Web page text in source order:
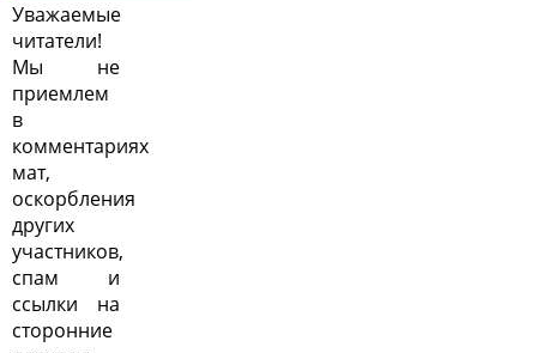
Уважаемые
читатели!
Мы не
приемлем
в
комментариях
мат,
оскорбления
других
участников,
спам и
ссылки на
сторонние